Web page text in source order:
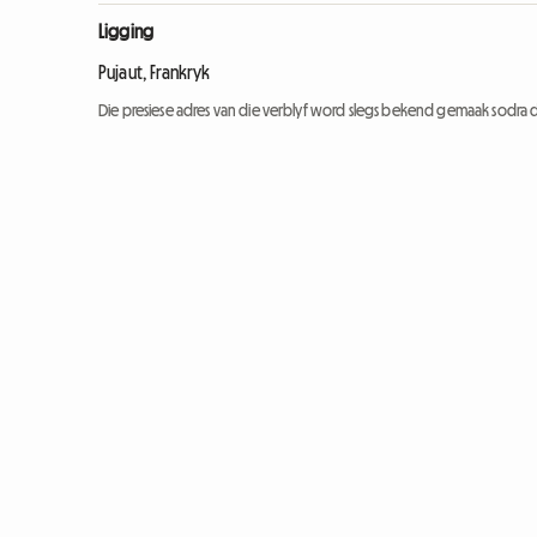
Ligging
Pujaut, Frankryk
Die presiese adres van die verblyf word slegs bekend gemaak sodra